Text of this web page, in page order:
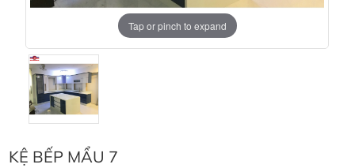
Tap or pinch to expand
KỆ BẾP MẨU 7